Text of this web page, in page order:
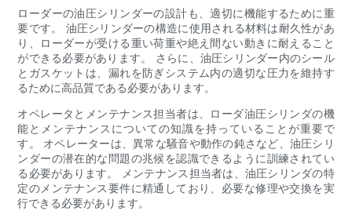
ローダーの油圧シリンダーの設計も、適切に機能するために重
要です。 油圧シリンダーの構造に使用される材料は耐久性があ
り、ローダーが受ける重い荷重や絶え間ない動きに耐えること
ができる必要があります。 さらに、油圧シリンダー内のシール
とガスケットは、漏れを防ぎシステム内の適切な圧力を維持す
るために高品質である必要があります。
オペレータとメンテナンス担当者は、ローダ油圧シリンダの機
能とメンテナンスについての知識を持っていることが重要で
す。 オペレーターは、異常な騒音や動作の鈍さなど、油圧シリ
ンダーの潜在的な問題の兆候を認識できるように訓練されてい
る必要があります。 メンテナンス担当者は、油圧シリンダの特
定のメンテナンス要件に精通しており、必要な修理や交換を実
行できる必要があります。